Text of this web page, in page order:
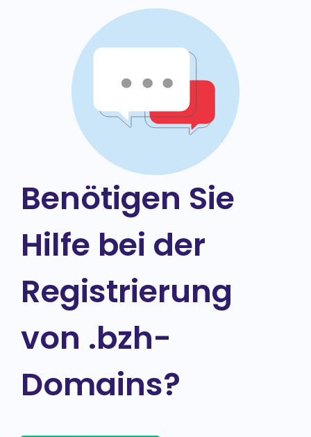
Benötigen Sie
Hilfe bei der
Registrierung
von .bzh-
Domains?